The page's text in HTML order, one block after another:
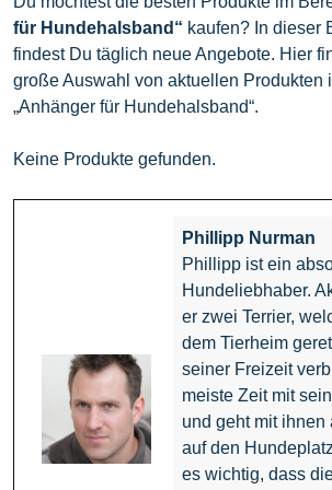
für Hundehalsband“ kaufen? In dieser
findest Du täglich neue Angebote. Hier
große Auswahl von aktuellen Produkten
„Anhänger für Hundehalsband“.
Keine Produkte gefunden.
Phillipp Nurman
Phillipp ist ein
Hundeliebhaber.
er zwei Terrier,
dem Tierheim
seiner Freizeit
meiste Zeit mit
und geht mit ihnen
auf den
es wichtig, dass